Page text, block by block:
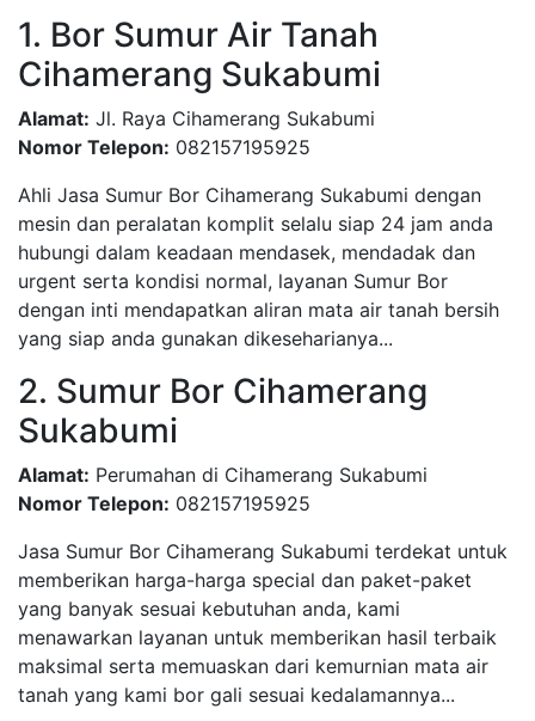
1. Bor Sumur Air Tanah
Cihamerang Sukabumi
Alamat: Jl. Raya Cihamerang Sukabumi
Nomor Telepon: 082157195925
Ahli Jasa Sumur Bor Cihamerang Sukabumi dengan
mesin dan peralatan komplit selalu siap 24 jam anda
hubungi dalam keadaan mendasek, mendadak dan
urgent serta kondisi normal, layanan Sumur Bor
dengan inti mendapatkan aliran mata air tanah bersih
yang siap anda gunakan dikeseharianya...
2. Sumur Bor Cihamerang
Sukabumi
Alamat: Perumahan di Cihamerang Sukabumi
Nomor Telepon: 082157195925
Jasa Sumur Bor Cihamerang Sukabumi terdekat untuk
memberikan harga-harga special dan paket-paket
yang banyak sesuai kebutuhan anda, kami
menawarkan layanan untuk memberikan hasil terbaik
maksimal serta memuaskan dari kemurnian mata air
tanah yang kami bor gali sesuai kedalamannya...